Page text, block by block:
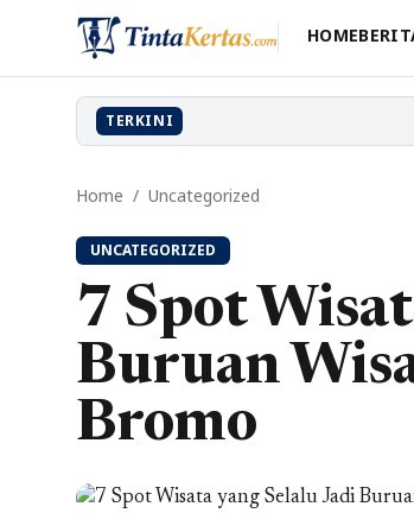
HOME
TERKINI
Home / Uncategorized
UNCATEGORIZED
7 Spot
Buruan
Bromo